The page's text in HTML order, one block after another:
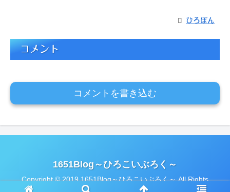
ひろぼん
コメント
コメントを書き込む
1651Blog～ひろこいぶろく～
Copyright © 2019 1651Blog～ひろこいぶろく～ All Rights